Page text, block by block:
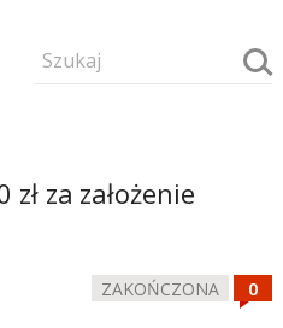
za założenie
ZAKOŃCZONA